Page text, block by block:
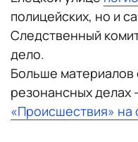
полицейских, но и
Следственный
дело.
Больше материалов
резонансных делах
«Происшествия» на